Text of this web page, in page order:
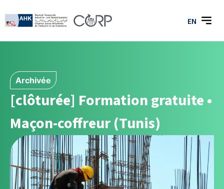
EN
Archivée
[clôturée] Formation gratuite •
Maçon-coffreur (Tunis)